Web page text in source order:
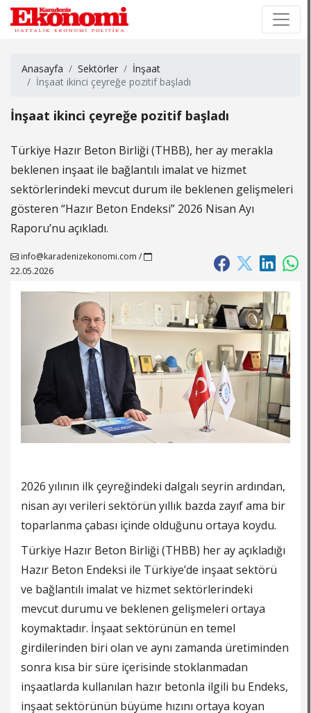
Anasayfa Sektörler
İnşaat
İnşaat ikinci çeyreğe pozitif başladı
İnşaat ikinci çeyreğe pozitif başladı
Türkiye Hazır Beton Birliği (THBB), her ay merakla
beklenen inşaat ile bağlantılı imalat ve hizmet
sektörlerindeki mevcut durum ile beklenen gelişmeleri
gösteren “Hazır Beton Endeksi” 2026 Nisan Ayı
Raporu’nu açıkladı.
info@karadenizekonomi.com /
22.05.2026
2026 yılının ilk çeyreğindeki dalgalı seyrin ardından,
nisan ayı verileri sektörün yıllık bazda zayıf ama bir
toparlanma çabası içinde olduğunu ortaya koydu.
Türkiye Hazır Beton Birliği (THBB) her ay açıkladığı
Hazır Beton Endeksi ile Türkiye’de inşaat sektörü
ve bağlantılı imalat ve hizmet sektörlerindeki
mevcut durumu ve beklenen gelişmeleri ortaya
koymaktadır. İnşaat sektörünün en temel
girdilerinden biri olan ve aynı zamanda üretiminden
sonra kısa bir süre içerisinde stoklanmadan
inşaatlarda kullanılan hazır betonla ilgili bu Endeks,
inşaat sektörünün büyüme hızını ortaya koyan
×
×